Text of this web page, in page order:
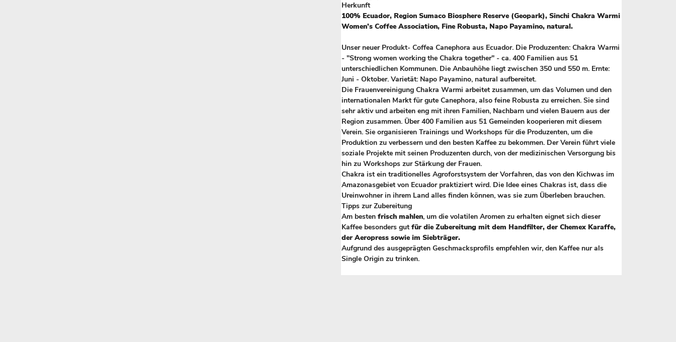
Herkunft
100% Ecuador, Region Sumaco Biosphere Reserve (Geopark), Sinchi Chakra Warmi
Women's Coffee Association, Fine Robusta, Napo Payamino, natural.
Unser neuer Produkt- Coffea Canephora aus Ecuador. Die Produzenten: Chakra Warmi
- "Strong women working the Chakra together" - ca. 400 Familien aus 51
unterschiedlichen Kommunen. Die Anbauhöhe liegt zwischen 350 und 550 m. Ernte:
Juni - Oktober. Varietät: Napo Payamino, natural aufbereitet.
Die Frauenvereinigung Chakra Warmi arbeitet zusammen, um das Volumen und den
internationalen Markt für gute Canephora, also feine Robusta zu erreichen. Sie sind
sehr aktiv und arbeiten eng mit ihren Familien, Nachbarn und vielen Bauern aus der
Region zusammen. Über 400 Familien aus 51 Gemeinden kooperieren mit diesem
Verein. Sie organisieren Trainings und Workshops für die Produzenten, um die
Produktion zu verbessern und den besten Kaffee zu bekommen. Der Verein führt viele
soziale Projekte mit seinen Produzenten durch, von der medizinischen Versorgung bis
hin zu Workshops zur Stärkung der Frauen.
Chakra ist ein traditionelles Agroforstsystem der Vorfahren, das von den Kichwas im
Amazonasgebiet von Ecuador praktiziert wird. Die Idee eines Chakras ist, dass die
Ureinwohner in ihrem Land alles finden können, was sie zum Überleben brauchen.
Tipps zur Zubereitung
Am besten frisch mahlen, um die volatilen Aromen zu erhalten eignet sich dieser
Kaffee besonders gut für die Zubereitung mit dem Handfilter, der Chemex Karaffe,
der Aeropress sowie im Siebträger.
Aufgrund des ausgeprägten Geschmacksprofils empfehlen wir, den Kaffee nur als
Single Origin zu trinken.